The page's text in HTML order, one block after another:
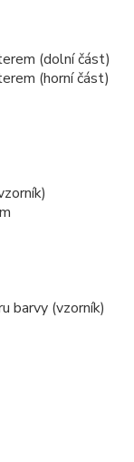
(dolní část)
(horní část)
barvy (vzorník)